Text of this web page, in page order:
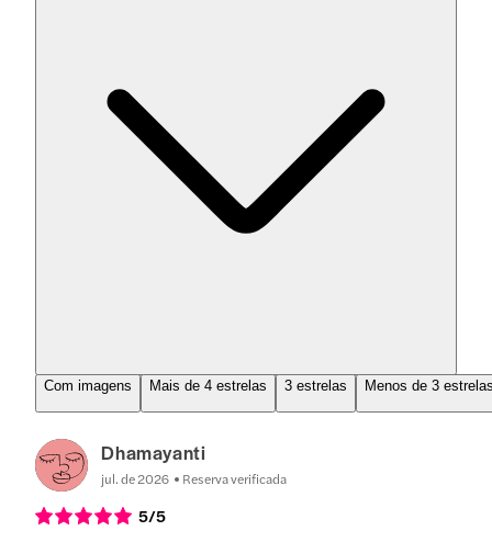
Com imagens Mais de 4 estrelas 3 estrelas Menos de 3
Dhamayanti
jul. de 2026 Reserva verificada
5/5